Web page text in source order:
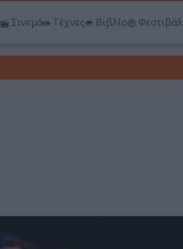
Σινεμά Τέχνες Βιβλίο Φεστιβάλ